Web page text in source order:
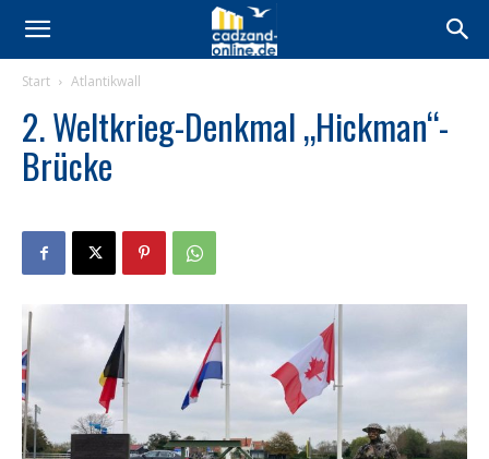
Start Atlantikwall
2. Weltkrieg-Denkmal „Hickman“-
Brücke